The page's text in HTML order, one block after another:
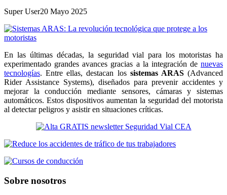
Super User20 Mayo 2025
En las últimas décadas, la seguridad vial para los motoristas ha
experimentado grandes avances gracias a la integración de nuevas
tecnologías. Entre ellas, destacan los sistemas ARAS(Advanced
Rider Assistance Systems), diseñados para prevenir accidentes y
mejorar la conducción mediante sensores, cámaras y sistemas
automáticos. Estos dispositivos aumentan la seguridad del motorista
al detectar peligros y asistir en situaciones críticas.
Sobre nosotros